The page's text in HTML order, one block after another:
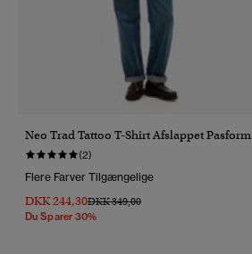
Neo Trad Tattoo T-Shirt Afslappet Pasform
(2)
Flere Farver Tilgængelige
DKK 244,30Pris Nedsat Fra
DKK 349,00Til
Du Sparer 30%